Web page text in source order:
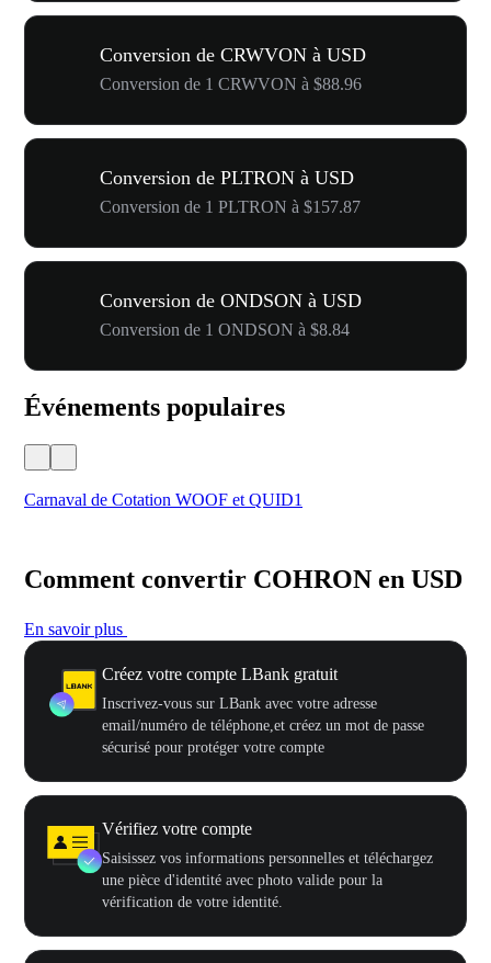
Conversion de CRWVON à USD
Conversion de 1 CRWVON à $88.96
Conversion de PLTRON à USD
Conversion de 1 PLTRON à $157.87
Conversion de ONDSON à USD
Conversion de 1 ONDSON à $8.84
Événements populaires
Carnaval de Cotation WOOF et QUID1
Comment convertir COHRON en USD
En savoir plus
Créez votre compte LBank gratuit
Inscrivez-vous sur LBank avec votre adresse
email/numéro de téléphone,et créez un mot de passe
sécurisé pour protéger votre compte
Vérifiez votre compte
Saisissez vos informations personnelles et téléchargez
une pièce d'identité avec photo valide pour la
vérification de votre identité.